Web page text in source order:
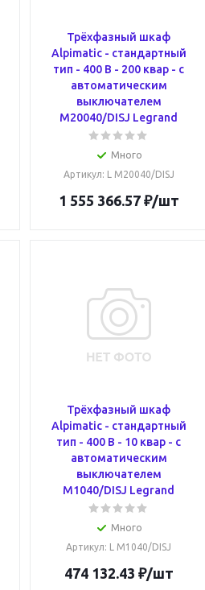
Трёхфазный шкаф
Alpimatic - стандартный
тип - 400 В - 200 квар - c
автоматическим
выключателем
M20040/DISJ Legrand
Много
Артикул: L M20040/DISJ
1 555 366.57₽/шт
Трёхфазный шкаф
Alpimatic - стандартный
тип - 400 В - 10 квар - c
автоматическим
выключателем
M1040/DISJ Legrand
Много
Артикул: L M1040/DISJ
474 132.43 ₽/шт